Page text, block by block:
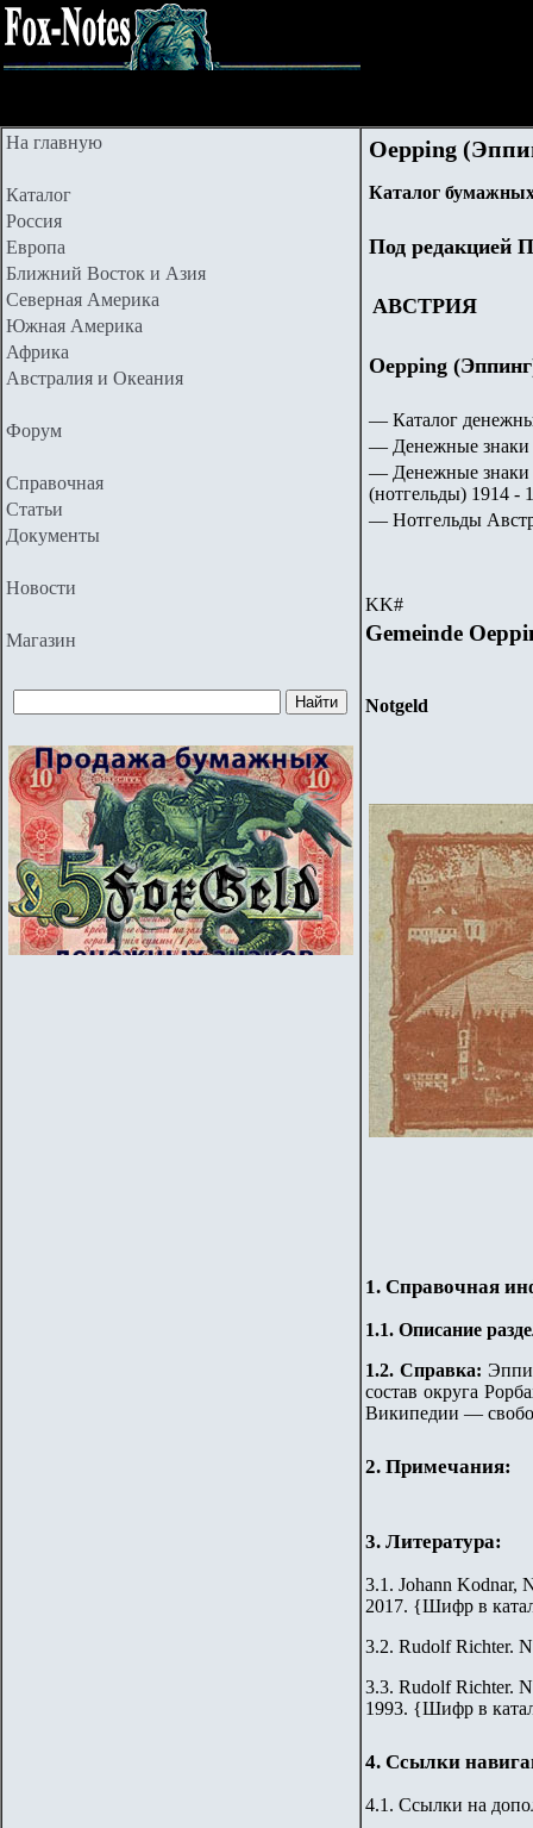
На главную
Каталог
Россия
Европа
Ближний Восток и Азия
Северная Америка
Южная Америка
Африка
Австралия и Океания
Форум
Справочная
Статьи
Документы
Новости
Магазин
Oepping
Каталог
Под редакцией
АВСТРИЯ
Oepping
— Каталог
— Денежные знаки
— Денежные знаки
(нотгельды) 1914 -
— Нотгельды
KK#
Gemeinde
Notgeld
1. Справочная
1.1. Описание
1.2. Справка:
состав округа
Википедии —
2. Примечания:
3. Литература:
3.1. Johann Kodnar,
2017. {Шифр в
3.2. Rudolf Richter.
3.3. Rudolf Richter.
1993. {Шифр в
4. Ссылки
4.1. Ссылки на